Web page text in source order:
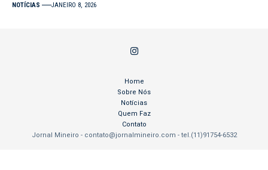
NOTÍCIAS JANEIRO 8, 2026
Jornal Mineiro - contato@jornalmineiro.com - tel.(11)91754-6532
Home
Sobre Nós
Notícias
Quem Faz
Contato